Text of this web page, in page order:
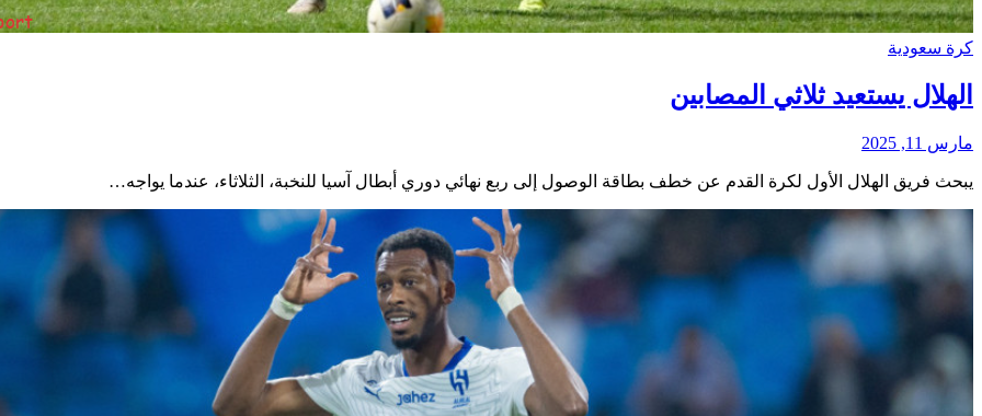
كرة سعودية
الهلال يستعيد ثلاثي المصابين
مارس 11, 2025
يبحث فريق الهلال الأول لكرة القدم عن خطف بطاقة الوصول إلى ربع نهائي دوري أبطال آسيا للنخبة، الثلاثاء، عندما يواجه…